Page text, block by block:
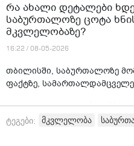
რა ახალი დეტალები
საბურთალოზე ცოტა
მკვლელობაზე?
16:22 / 08-05-2026
თბილისში, საბურთალოზე
ფაქტზე,
როგორც„ინტერპრესნიუსს“
სამინისტროში განუცხადეს,
ტეგები: მკვლელობა